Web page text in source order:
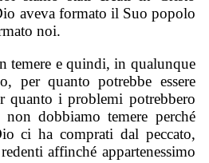
aveva formato il Suo popolo
noi.
temere e quindi, in qualunque
per quanto potrebbe essere
quanto i problemi potrebbero
non dobbiamo temere perché
ci ha comprati dal peccato,
affinché appartenessimo